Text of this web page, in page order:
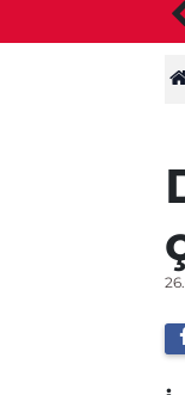
depo için